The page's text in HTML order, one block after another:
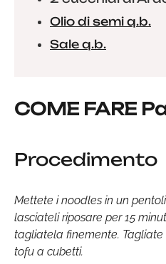
Olio di semi q.b.
Sale q.b.
COME FARE
Procedimento
Mettete i noodles in un
lasciateli riposare per 15
tagliatela finemente.
tofu a cubetti.